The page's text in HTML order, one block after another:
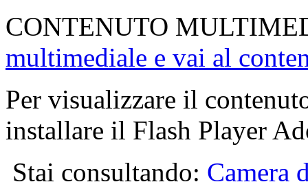
CONTENUTO
multimediale e vai al
Per visualizzare il
installare il Flash Player
Stai consultando: Camera